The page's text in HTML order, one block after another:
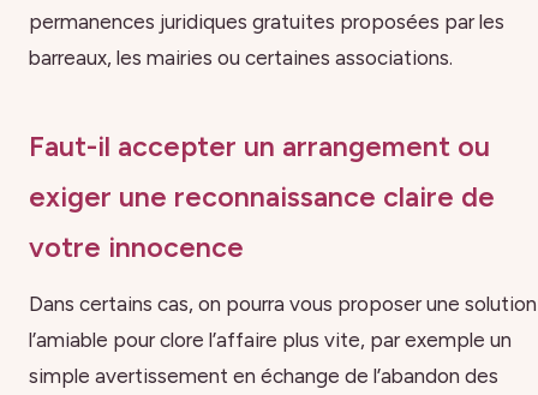
permanences juridiques gratuites proposées par les
barreaux, les mairies ou certaines associations.
Faut-il accepter un arrangement ou
exiger une reconnaissance claire de
votre innocence
Dans certains cas, on pourra vous proposer une
l’amiable pour clore l’affaire plus vite, par exemple un
simple avertissement en échange de l’abandon des